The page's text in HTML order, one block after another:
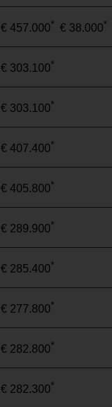
€ 457.000* € 38.000*
€ 303.100*
€ 303.100*
€ 407.400*
€ 405.800*
€ 289.900*
€ 285.400*
€ 277.800*
€ 282.800*
€ 282.300*